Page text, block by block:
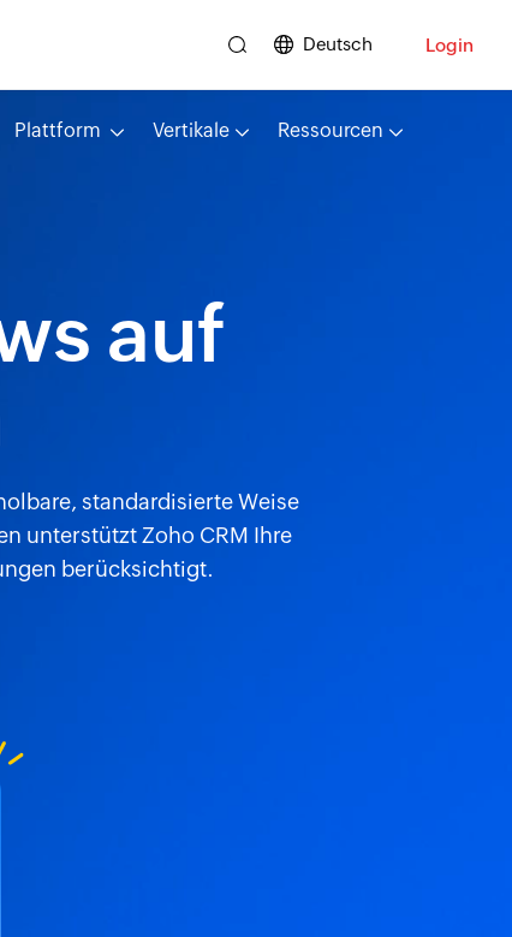
Deutsch Login
Plattform Vertikale Ressourcen
auf
standardisierte Weise
unterstützt Zoho CRM Ihre
berücksichtigt.